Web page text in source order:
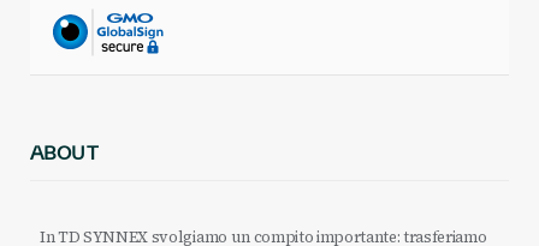
ABOUT
In TD SYNNEX svolgiamo un compito importante: trasferiamo